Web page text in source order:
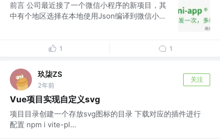
前言 公司最近接了一个微信小程序的新项目，其
中有个地区选择在本地使用Json编译到微信小...
1 1
玖柒ZS
2年前
关注
Vue项目实现自定义svg
项目目录创建一个存放svg图标的目录 下载对应的插件进行
配置 npm i vite-pl...